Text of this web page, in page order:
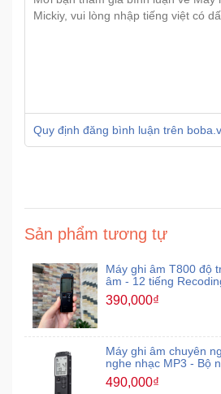
Máy
nghệ
Quy định đăng bình luận trên
Sản phẩm tương tự
Máy ghi âm T800 độ
âm - 12 tiếng
390,000₫
Máy ghi âm chuyên
nghe nhạc MP3 - Bộ
490,000₫